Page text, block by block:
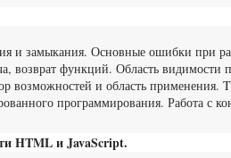
и замыкания. Основные ошибки при
возврат функций. Область
возможностей и область применения.
программирования. Работа с
HTML и JavaScript.